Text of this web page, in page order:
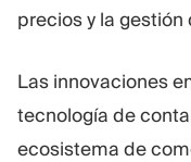
precios y la gestión
Las innovaciones
tecnología de
ecosistema de